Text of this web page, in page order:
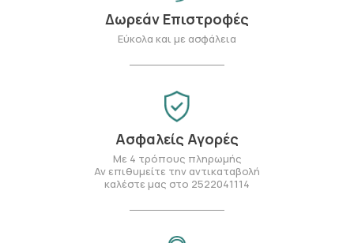
Δωρεάν Επιστροφές
Εύκολα και με ασφάλεια
Ασφαλείς Αγορές
Με 4 τρόπους πληρωμής
Αν επιθυμείτε την αντικαταβολή
καλέστε μας στο 2522041114